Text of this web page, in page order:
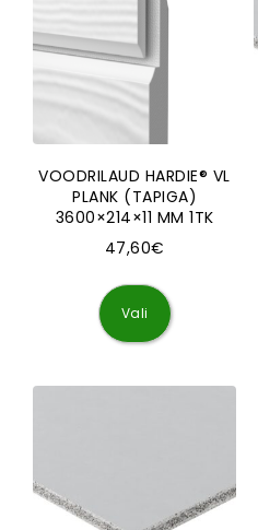
VOODRILAUD HARDIE® VL
PLANK (TAPIGA)
3600×214×11 MM 1TK
47,60€
Vali